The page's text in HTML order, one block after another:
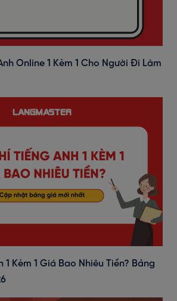
Online 1 Kèm 1 Cho Người Đi Làm
1 Kèm 1 Giá Bao Nhiêu Tiền? Bảng